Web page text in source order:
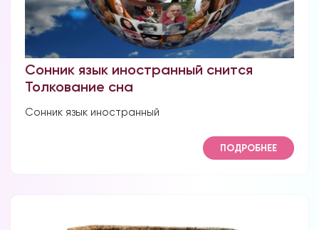
Сонник язык иностранный снится
Толкование сна
Сонник язык иностранный
ПОДРОБНЕЕ